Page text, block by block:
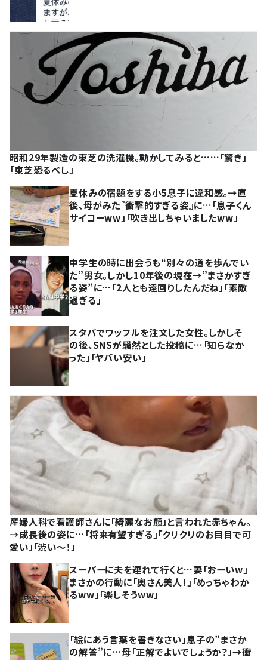
昭和29年製造の東芝の洗濯機。動かしてみると……「驚き」
「東芝恐るべし」
夏休みの宿題をする小5息子に違和感。→直
後、母がみた『衝撃的すぎる姿』に…「息子くん
サイコーww」「吹き出しちゃいましたww」
中学生の時に出会うも“別々の道を歩んでい
た”男女。しかし10年後の現在→”まさかすぎ
る姿”に…「2人とも遠回りしたんだね」「素敵
過ぎる」
スタバでワッフルを注文した女性。しかしそ
の後、SNSが騒然とした投稿に…「知らなか
った」「ヤバい安い」
産婦人科で看護師さんに「綺麗なお顔」と言われた赤ちゃん。
→成長後の姿に…「将来有望すぎる」「クリクリのお目目で可
愛い」「渋い～！」
スーパーに夫を連れて行くと…妻「おーいw」
まさかの行動に「奥さん美人！」「めっちゃわか
るww」「楽しそうww」
「絵にあう言葉を書きなさい」息子の”まさか
の解答”に…母「正解でよいでしょうか？」→衝